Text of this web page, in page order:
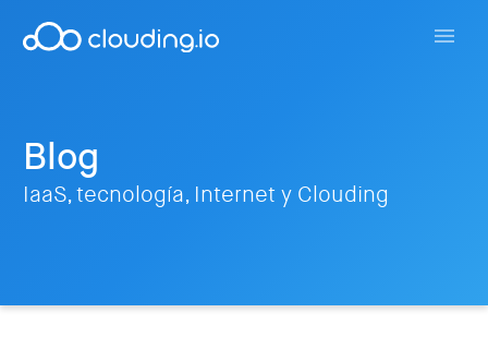
Blog
IaaS, tecnología, Internet y Clouding